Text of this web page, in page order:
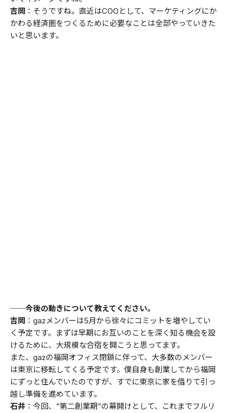
吉岡 ：そうですね。直近はCOOとして、マーケティングにか
かわる経済圏をつくるために必要なことは全部やっていきた
いと思います。
──今後の動きについて教えてください。
吉岡 ：gazメンバーは5月から徐々にコミットを増やしてい
く予定です。まずは早期にお互いのことを深く知る機会を設
けるために、大規模な合宿を開こうと思ってます。
また、gazの福岡オフィス閉鎖に伴って、大多数のメンバー
は東京に移転してくる予定です。僕自身も創業してから福岡
にずっと住んでいたのですが、すでに東京に家を借りて引っ
越し準備を進めています。
石井 ：今回、“第二創業期”の幕開けとして、これまでフルリ